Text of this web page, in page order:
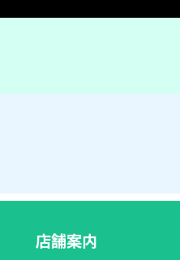
店舗案内